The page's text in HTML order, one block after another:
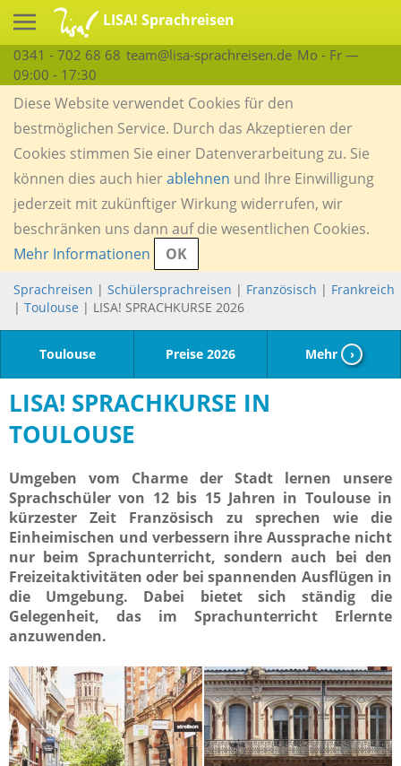
LISA! Sprachreisen
0341 - 702 68 68 team@lisa-sprachreisen.de Mo - Fr —
09:00 - 17:30
Diese Website verwendet Cookies für den
bestmöglichen Service. Durch das Akzeptieren der
Cookies stimmen Sie einer Datenverarbeitung zu. Sie
können dies auch hierablehnen und Ihre Einwilligung
jederzeit mit zukünftiger Wirkung widerrufen, wir
beschränken uns dann auf die wesentlichen Cookies.
Mehr Informationen
OK
Sprachreisen | Schülersprachreisen | Französisch | Frankreich
| Toulouse | LISA! SPRACHKURSE 2026
Toulouse Preise 2026 Mehr ›
LISA! SPRACHKURSE IN
TOULOUSE
Umgeben vom Charme der Stadt lernen unsere
Sprachschüler von 12 bis 15 Jahren in Toulouse in
kürzester Zeit Französisch zu sprechen wie die
Einheimischen und verbessern ihre Aussprache nicht
nur beim Sprachunterricht, sondern auch bei den
Freizeitaktivitäten oder bei spannenden Ausflügen in
die Umgebung. Dabei bietet sich ständig die
Gelegenheit, das im Sprachunterricht Erlernte
anzuwenden.